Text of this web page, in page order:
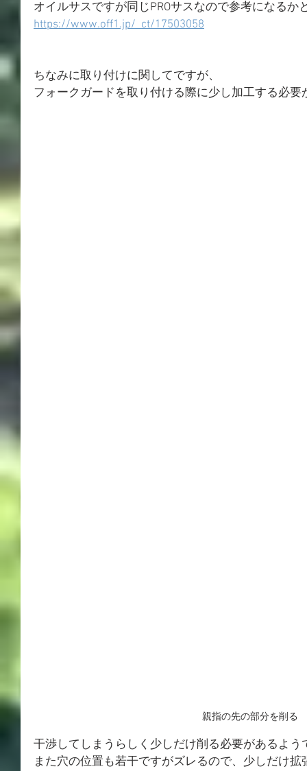
オイルサスですが同じPROサスなので参考になるか
https://www.off1.jp/_ct/17503058
ちなみに取り付けに関してですが、
フォークガードを取り付ける際に少し加工する必要
親指の先の部分を削る
干渉してしまうらしく少しだけ削る必要があるよう
また穴の位置も若干ですがズレるので、少しだけ